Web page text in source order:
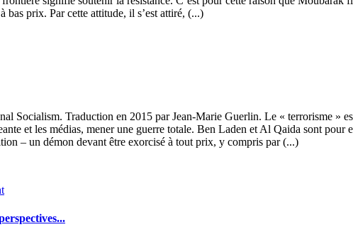
bas prix. Par cette attitude, il s’est attiré, (...)
Socialism. Traduction en 2015 par Jean-Marie Guerlin. Le « terrorisme »
et les médias, mener une guerre totale. Ben Laden et Al Qaida sont pour
– un démon devant être exorcisé à tout prix, y compris par (...)